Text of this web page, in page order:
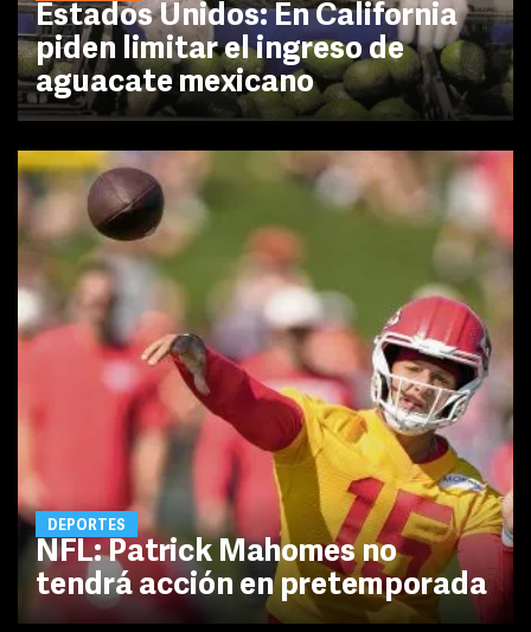
Estados Unidos: En California
piden limitar el ingreso de
aguacate mexicano
DEPORTES
NFL: Patrick Mahomes no
tendrá acción en pretemporada